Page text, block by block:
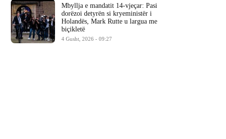
Mbyllja e mandatit 14-vjeçar: Pasi
dorëzoi detyrën si kryeministër i
Holandës, Mark Rutte u largua me
biçikletë
4 Gusht, 2026 - 09:27